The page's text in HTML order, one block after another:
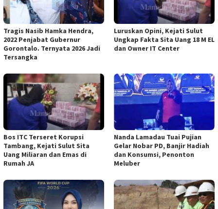
Tragis Nasib Hamka Hendra,
2022 Penjabat Gubernur
Gorontalo. Ternyata 2026 Jadi
Tersangka
Luruskan Opini, Kejati Sulut
Ungkap Fakta Sita Uang 18 M EL
dan Owner IT Center
Bos ITC Terseret Korupsi
Tambang, Kejati Sulut Sita
Uang Miliaran dan Emas di
Rumah JA
Nanda Lamadau Tuai Pujian
Gelar Nobar PD, Banjir Hadiah
dan Konsumsi, Penonton
Meluber